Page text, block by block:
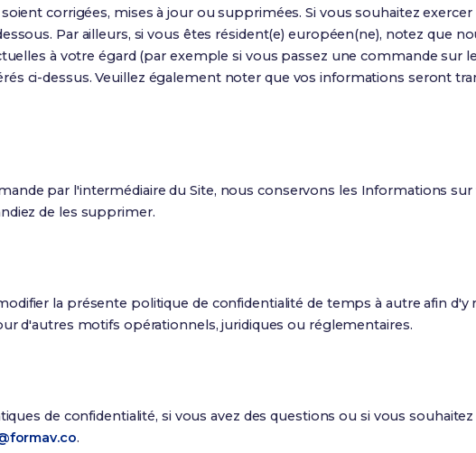
corrigées, mises à jour ou supprimées. Si vous souhaitez
Par ailleurs, si vous êtes résident(e) européen(ne), notez que
à votre égard (par exemple si vous passez une commande sur
ci-dessus. Veuillez également noter que vos informations seront
par l'intermédiaire du Site, nous conservons les Informations
de les supprimer.
la présente politique de confidentialité de temps à autre afin
d'autres motifs opérationnels, juridiques ou réglementaires.
de confidentialité, si vous avez des questions ou si vous
.